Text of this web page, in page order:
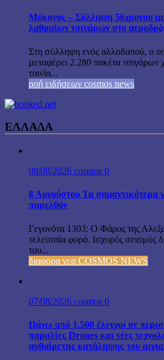
Μύκονος – Σύλληψη 56χρονου
λαθραίων τσιγάρων στο
Στη σύλληψη ενός αλλοδαπού, ο
μεταφέρει 2.280 πακέτα τσιγάρων
ταινία...
ροή ειδήσεων cosmos news
ΕΛΛΑΔΑ
08/08/2026 cosmos 0
8 Αυγούστου Τα σημαντικότερα
παρελθόν
Γεγονότα 1303: Ο Φάρος της
τελευταία φορά. Ισχυρός σεισμός
του...
διαφορα νεα COSMOS NEWS
07/08/2026 cosmos 0
Πάνω από 1.500 έλεγχοι σε
παραλίες Drones και νέες
αυθαίρετης κατάληψης του